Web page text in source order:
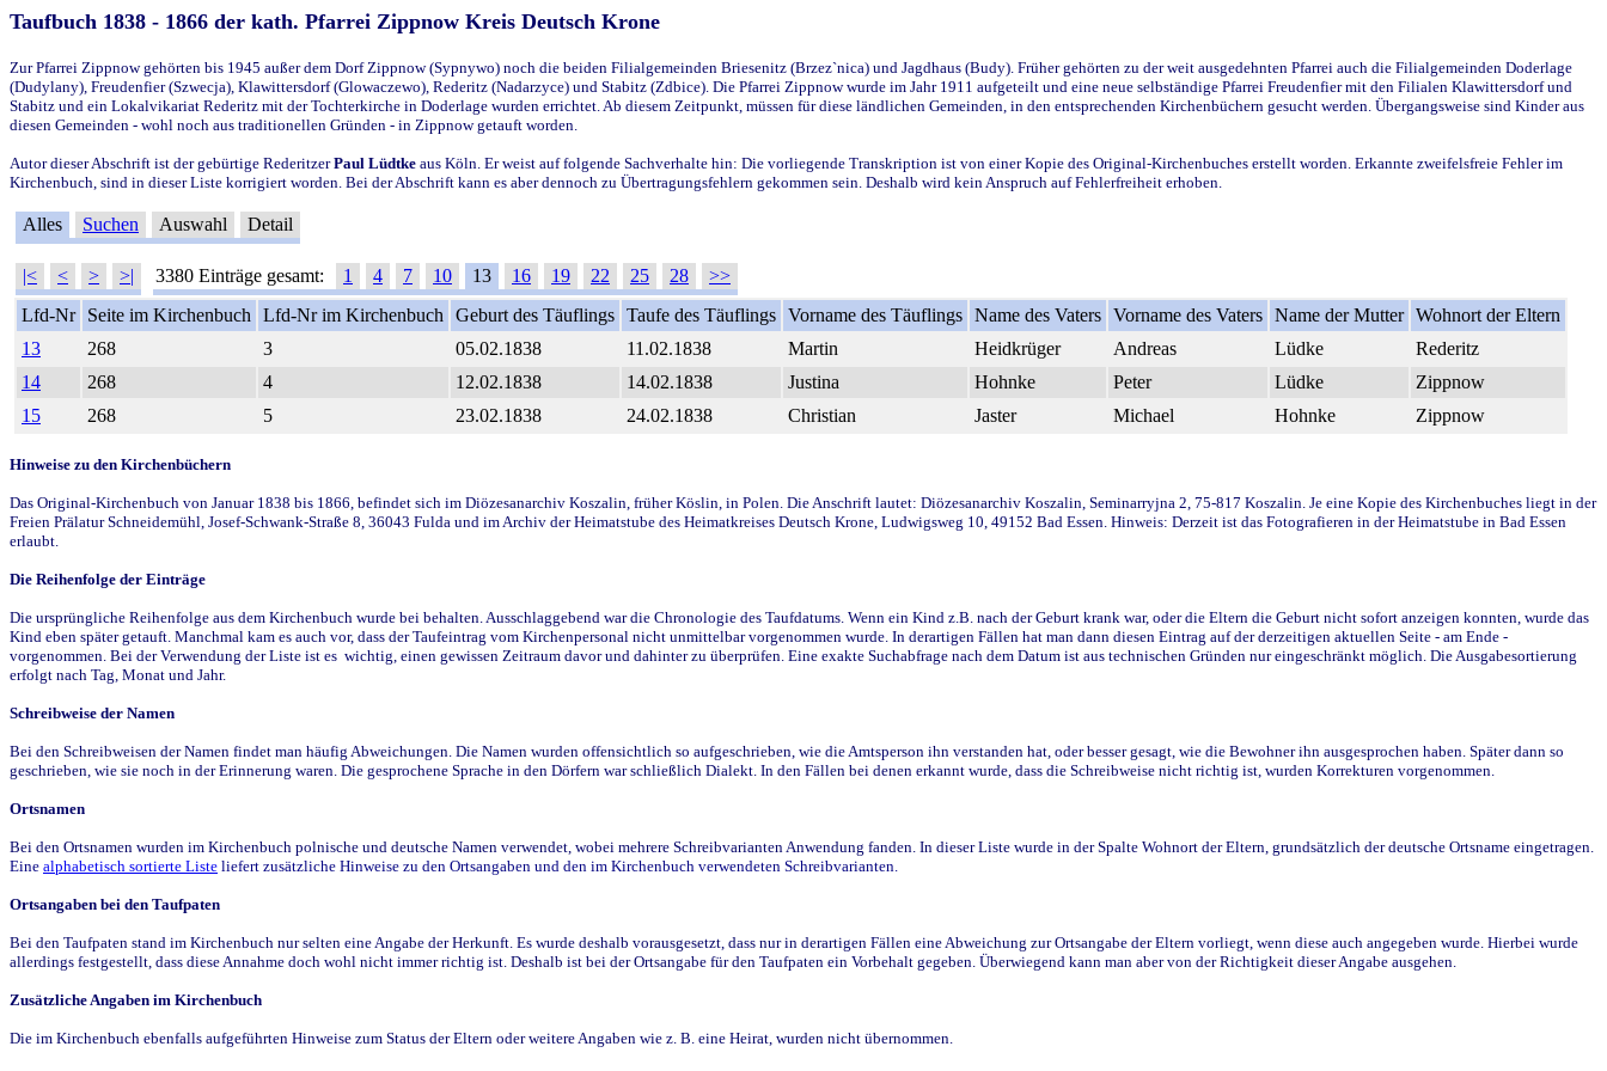
Taufbuch 1838 - 1866 der kath. Pfarrei Zippnow Kreis Deutsch Krone
Zur Pfarrei Zippnow gehörten bis 1945 außer dem Dorf Zippnow (Sypnywo) noch die beiden Filialgemeinden Briesenitz (Brzez`nica) und Jagdhaus (Budy). Früher gehörten zu der weit ausgedehnten Pfarrei auch die Filialgemeinden Doderlage
(Dudylany), Freudenfier (Szwecja), Klawittersdorf (Glowaczewo), Rederitz (Nadarzyce) und Stabitz (Zdbice). Die Pfarrei Zippnow wurde im Jahr 1911 aufgeteilt und eine neue selbständige Pfarrei Freudenfier mit den Filialen Klawittersdorf und
Stabitz und ein Lokalvikariat Rederitz mit der Tochterkirche in Doderlage wurden errichtet. Ab diesem Zeitpunkt, müssen für diese ländlichen Gemeinden, in den entsprechenden Kirchenbüchern gesucht werden. Übergangsweise sind Kinder aus
diesen Gemeinden - wohl noch aus traditionellen Gründen - in Zippnow getauft worden.
Autor dieser Abschrift ist der gebürtige RederitzerPaul Lüdtke aus Köln. Er weist auf folgende Sachverhalte hin: Die vorliegende Transkription ist von einer Kopie des Original-Kirchenbuches erstellt worden. Erkannte zweifelsfreie Fehler im
Kirchenbuch, sind in dieser Liste korrigiert worden. Bei der Abschrift kann es aber dennoch zu Übertragungsfehlern gekommen sein. Deshalb wird kein Anspruch auf Fehlerfreiheit erhoben.
Alles Suchen Auswahl Detail
|< < > >| 3380 Einträge gesamt: 1 4 7 10 13 16 19 22 25 28
>>
Lfd-Nr
Seite im Kirchenbuch Lfd-Nr im Kirchenbuch Geburt des Täuflings Taufe des Täuflings Vorname des Täuflings Name des Vaters Vorname des Vaters Name der Mutter Wohnort der Eltern
13
268 3 05.02.1838 11.02.1838 Martin Heidkrüger Andreas Lüdke
Rederitz
14
268 4 12.02.1838 14.02.1838 Justina Hohnke Peter Lüdke
Zippnow
15
268 5 23.02.1838 24.02.1838 Christian Jaster Michael Hohnke Zippnow
Hinweise zu den Kirchenbüchern
Das Original-Kirchenbuch von Januar 1838 bis 1866, befindet sich im Diözesanarchiv Koszalin, früher Köslin, in Polen. Die Anschrift lautet: Diözesanarchiv Koszalin, Seminarryjna 2, 75-817 Koszalin. Je eine Kopie des Kirchenbuches liegt in der
Freien Prälatur Schneidemühl, Josef-Schwank-Straße 8, 36043 Fulda und im Archiv der Heimatstube des Heimatkreises Deutsch Krone, Ludwigsweg 10, 49152 Bad Essen. Hinweis: Derzeit ist das Fotografieren in der Heimatstube in Bad Essen
erlaubt.
Die Reihenfolge der Einträge
Die ursprüngliche Reihenfolge aus dem Kirchenbuch wurde bei behalten. Ausschlaggebend war die Chronologie des Taufdatums. Wenn ein Kind z.B. nach der Geburt krank war, oder die Eltern die Geburt nicht sofort anzeigen konnten, wurde das
Kind eben später getauft. Manchmal kam es auch vor, dass der Taufeintrag vom Kirchenpersonal nicht unmittelbar vorgenommen wurde. In derartigen Fällen hat man dann diesen Eintrag auf der derzeitigen aktuellen Seite - am Ende -
vorgenommen. Bei der Verwendung der Liste ist es wichtig, einen gewissen Zeitraum davor und dahinter zu überprüfen. Eine exakte Suchabfrage nach dem Datum ist aus technischen Gründen nur eingeschränkt möglich. Die Ausgabesortierung
erfolgt nach Tag, Monat und Jahr.
Schreibweise der Namen
Bei den Schreibweisen der Namen findet man häufig Abweichungen. Die Namen wurden offensichtlich so aufgeschrieben, wie die Amtsperson ihn verstanden hat, oder besser gesagt, wie die Bewohner ihn ausgesprochen haben. Später dann so
geschrieben, wie sie noch in der Erinnerung waren. Die gesprochene Sprache in den Dörfern war schließlich Dialekt. In den Fällen bei denen erkannt wurde, dass die Schreibweise nicht richtig ist, wurden Korrekturen vorgenommen.
Ortsnamen
Bei den Ortsnamen wurden im Kirchenbuch polnische und deutsche Namen verwendet, wobei mehrere Schreibvarianten Anwendung fanden. In dieser Liste wurde in der Spalte Wohnort der Eltern, grundsätzlich der deutsche Ortsname eingetragen.
Eine alphabetisch sortierte Liste liefert zusätzliche Hinweise zu den Ortsangaben und den im Kirchenbuch verwendeten Schreibvarianten.
Ortsangaben bei den Taufpaten
Bei den Taufpaten stand im Kirchenbuch nur selten eine Angabe der Herkunft. Es wurde deshalb vorausgesetzt, dass nur in derartigen Fällen eine Abweichung zur Ortsangabe der Eltern vorliegt, wenn diese auch angegeben wurde. Hierbei wurde
allerdings festgestellt, dass diese Annahme doch wohl nicht immer richtig ist. Deshalb ist bei der Ortsangabe für den Taufpaten ein Vorbehalt gegeben. Überwiegend kann man aber von der Richtigkeit dieser Angabe ausgehen.
Zusätzliche Angaben im Kirchenbuch
Die im Kirchenbuch ebenfalls aufgeführten Hinweise zum Status der Eltern oder weitere Angaben wie z. B. eine Heirat, wurden nicht übernommen.